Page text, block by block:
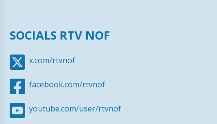
SOCIALS RTV NOF
x.com/rtvnof
facebook.com/rtvnof
youtube.com/user/rtvnof